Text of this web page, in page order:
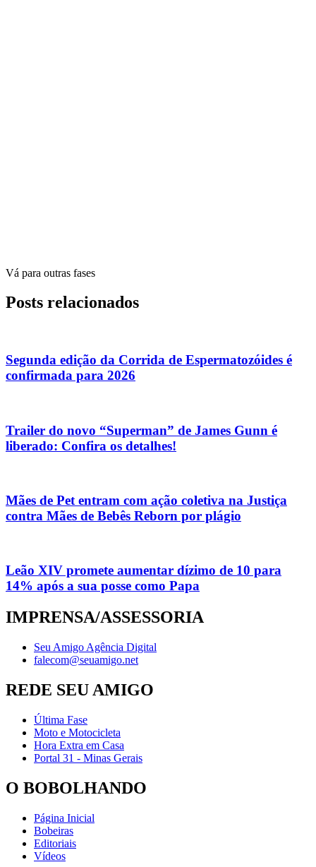
Vá para outras fases
Posts relacionados
Segunda edição da Corrida de Espermatozóides é
confirmada para 2026
Trailer do novo “Superman” de James Gunn é
liberado: Confira os detalhes!
Mães de Pet entram com ação coletiva na Justiça
contra Mães de Bebês Reborn por plágio
Leão XIV promete aumentar dízimo de 10 para
14% após a sua posse como Papa
IMPRENSA/ASSESSORIA
Seu Amigo Agência Digital
falecom@seuamigo.net
REDE SEU AMIGO
Última Fase
Moto e Motocicleta
Hora Extra em Casa
Portal 31 - Minas Gerais
O BOBOLHANDO
Página Inicial
Bobeiras
Editoriais
Vídeos